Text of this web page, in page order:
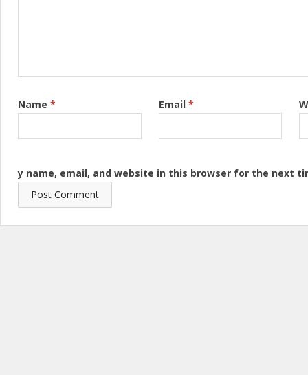
Name * Email *
y name, email, and website in this browser for the next